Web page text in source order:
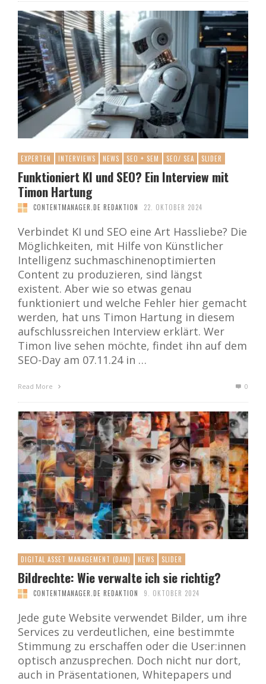
EXPERTEN INTERVIEWS NEWS SEO + SEM SEO/ SEA SLIDER
Funktioniert KI und SEO? Ein Interview mit
Timon Hartung
CONTENTMANAGER.DE REDAKTION 22. OKTOBER 2024
Verbindet KI und SEO eine Art Hassliebe? Die
Möglichkeiten, mit Hilfe von Künstlicher
Intelligenz suchmaschinenoptimierten
Content zu produzieren, sind längst
existent. Aber wie so etwas genau
funktioniert und welche Fehler hier gemacht
werden, hat uns Timon Hartung in diesem
aufschlussreichen Interview erklärt. Wer
Timon live sehen möchte, findet ihn auf dem
SEO-Day am 07.11.24 in …
Read More 0
DIGITAL ASSET MANAGEMENT (DAM) NEWS SLIDER
Bildrechte: Wie verwalte ich sie richtig?
CONTENTMANAGER.DE REDAKTION 9. OKTOBER 2024
Jede gute Website verwendet Bilder, um ihre
Services zu verdeutlichen, eine bestimmte
Stimmung zu erschaffen oder die User:innen
optisch anzusprechen. Doch nicht nur dort,
auch in Präsentationen, Whitepapers und